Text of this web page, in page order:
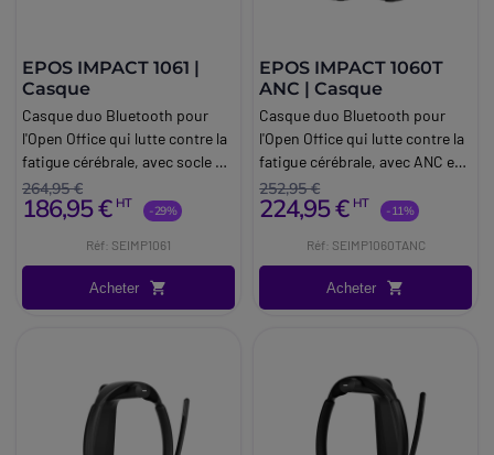
EPOS IMPACT 1061 |
Casque
Casque duo Bluetooth pour
l'Open Office qui lutte contre la
fatigue cérébrale, avec socle de
charge.
264,95 €
186,95 € HT -29%
Réf: SEIMP1061
Acheter
EPOS IMPACT 1060T
ANC | Casque
Casque duo Bluetooth pour
l'Open Office qui lutte contre la
fatigue cérébrale, avec ANC et
certification Teams.
252,95 €
224,95 € HT -11%
Réf: SEIMP1060TANC
Acheter